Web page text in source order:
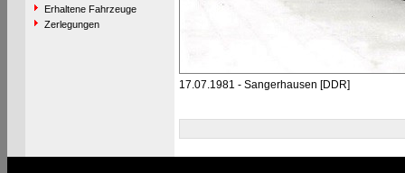
Erhaltene Fahrzeuge
Zerlegungen
17.07.1981 - Sangerhausen [DDR]